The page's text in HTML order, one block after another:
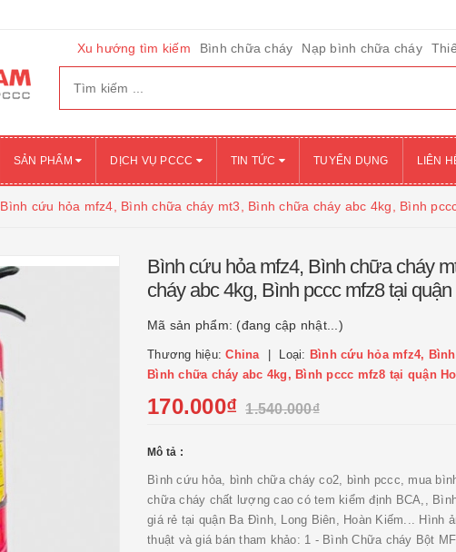
Xu hướng tìm kiếm Bình chữa cháy Nạp bình chữa cháy
SẢN PHẨM DỊCH VỤ PCCC TIN TỨC TUYỂN DỤNG LIÊN
Bình cứu hỏa mfz4, Bình chữa cháy mt3, Bình chữa cháy abc 4kg, Bình
Bình cứu hỏa mfz4, Bình chữa cháy
cháy abc 4kg, Bình pccc mfz8 tại
Mã sản phẩm: (đang cập nhật...)
Thương hiệu:China Loại: Bình cứu hỏa mfz4,
Bình chữa cháy abc 4kg, Bình pccc mfz8 tại quận
170.000₫ 1.540.000₫
Mô tả :
Bình cứu hỏa, bình chữa cháy co2, bình pccc, mua
chữa cháy chất lượng cao có tem kiểm định BCA,,
giá rẻ tại quận Ba Đình, Long Biên, Hoàn Kiếm... Hình
thuật và giá bán tham khảo: 1 - Bình Chữa cháy Bột